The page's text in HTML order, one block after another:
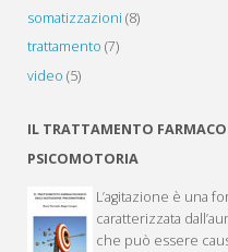
somatizzazioni (8)
trattamento (7)
video (5)
IL TRATTAMENTO
PSICOMOTORIA
L’agitazione è una
caratterizzata
che può essere